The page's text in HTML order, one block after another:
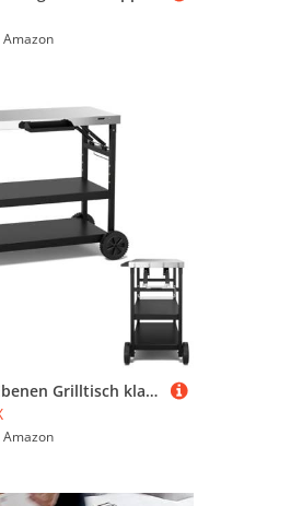
Amazon
GYMAX 3-Ebenen Grilltisch klappbar, Servierwagen für die Zubereitung von Speisen, BBQ Werktisch mit Gewürzregal, Handtuchhalter & Taschenhalter, tragbarer Arbeitsplatz für Zuhause & draußen
Amazon